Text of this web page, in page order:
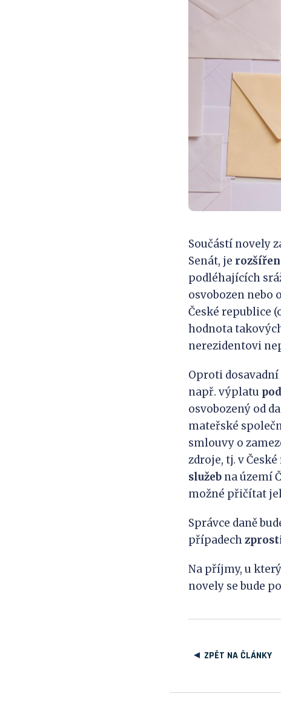
Součástí novely
Senát, je
podléhajících
osvobozen nebo
České republice
hodnota
nerezidentovi
Oproti
např. výplatu
osvobozený od
mateřské
smlouvy o
zdroje, tj. v
služeb na území
možné přičítat
Správce daně
případech
Na příjmy, u
novely se bude
ZPĚT NA ČLÁNKY